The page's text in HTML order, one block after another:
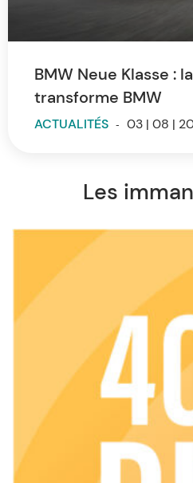
BMW Neue Klasse :
transforme BMW
ACTUALITÉS - 03 | 08 |
Les